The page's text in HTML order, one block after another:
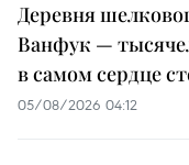
Деревня
Ванфук —
в самом сердце
05/08/2026 04:12